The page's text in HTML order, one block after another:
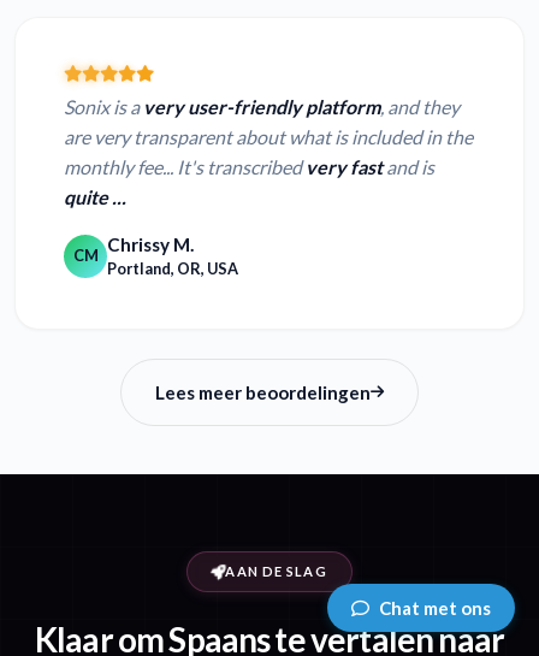
Sonix is a very user-friendly platform, and they
are very transparent about what is included in the
monthly fee... It's transcribedvery fastand is
quite ...
CM Chrissy M.
Portland, OR, USA
Lees meer beoordelingen
AAN DE SLAG
Klaar om Spaans te vertalen naar
Chat met ons